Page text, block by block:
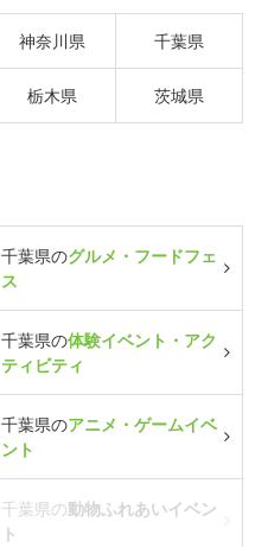
神奈川県 千葉県
栃木県 茨城県
千葉県のグルメ・フードフェ
ス
千葉県の体験イベント・アク
ティビティ
千葉県のアニメ・ゲームイベ
ント
千葉県の動物ふれあいイベン
ト